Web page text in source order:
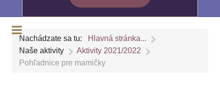
Nachádzate sa tu:
Hlavná stránka...
Naše aktivity
Aktivity 2021/2022
Pohľadnice pre mamičky